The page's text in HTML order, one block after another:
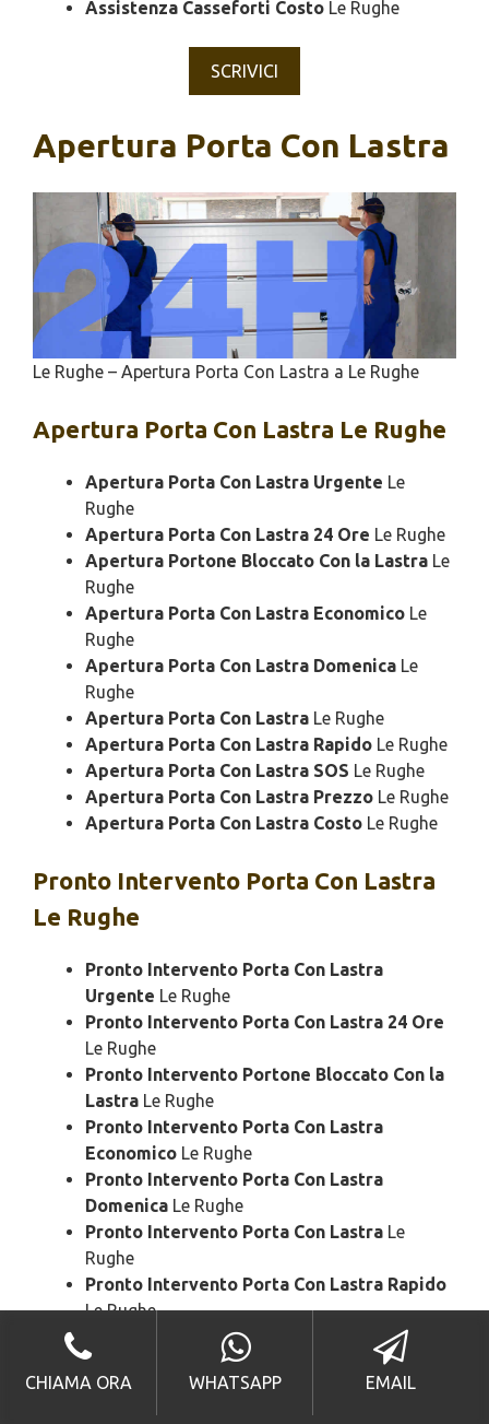
Assistenza Casseforti Costo Le Rughe
SCRIVICI
Apertura Porta Con Lastra
Le Rughe – Apertura Porta Con Lastra a Le Rughe
Apertura Porta Con Lastra Le Rughe
Apertura Porta Con Lastra Urgente Le
Rughe
Apertura Porta Con Lastra 24 Ore Le Rughe
Apertura Portone Bloccato Con la Lastra Le
Rughe
Apertura Porta Con Lastra Economico Le
Rughe
Apertura Porta Con Lastra Domenica Le
Rughe
Apertura Porta Con Lastra Le Rughe
Apertura Porta Con Lastra Rapido Le Rughe
Apertura Porta Con Lastra SOS Le Rughe
Apertura Porta Con Lastra Prezzo Le Rughe
Apertura Porta Con Lastra Costo Le Rughe
Pronto Intervento Porta Con Lastra
Le Rughe
Pronto Intervento Porta Con Lastra
Urgente Le Rughe
Pronto Intervento Porta Con Lastra 24 Ore
Le Rughe
Pronto Intervento Portone Bloccato Con la
Lastra Le Rughe
Pronto Intervento Porta Con Lastra
Economico Le Rughe
Pronto Intervento Porta Con Lastra
Domenica Le Rughe
Pronto Intervento Porta Con Lastra Le
Rughe
Pronto Intervento Porta Con Lastra Rapido
Le Rughe
Pronto Intervento Porta Con Lastra SOS
Rughe
Pronto Intervento Porta Con Lastra Prezzo
CHIAMA ORA WHATSAPP EMAIL